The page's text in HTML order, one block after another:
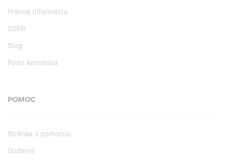
Právna informácia
GDPR
Blog
Pozvi kamaráta
POMOC
Stránka s pomocou
Dodanie